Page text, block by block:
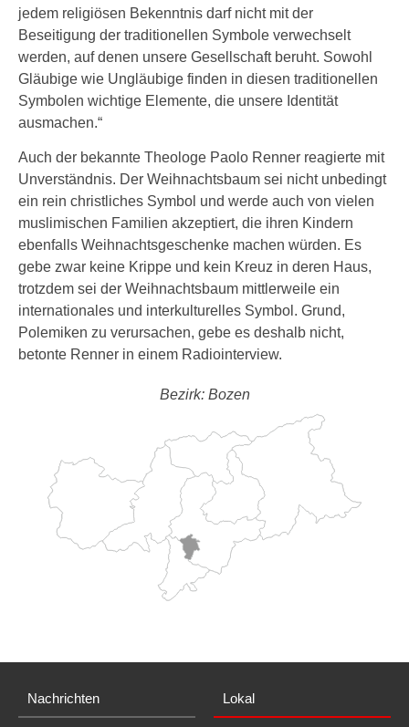
jedem religiösen Bekenntnis darf nicht mit der
Beseitigung der traditionellen Symbole verwechselt
werden, auf denen unsere Gesellschaft beruht. Sowohl
Gläubige wie Ungläubige finden in diesen traditionellen
Symbolen wichtige Elemente, die unsere Identität
ausmachen.“
Auch der bekannte Theologe Paolo Renner reagierte mit
Unverständnis. Der Weihnachtsbaum sei nicht unbedingt
ein rein christliches Symbol und werde auch von vielen
muslimischen Familien akzeptiert, die ihren Kindern
ebenfalls Weihnachtsgeschenke machen würden. Es
gebe zwar keine Krippe und kein Kreuz in deren Haus,
trotzdem sei der Weihnachtsbaum mittlerweile ein
internationales und interkulturelles Symbol. Grund,
Polemiken zu verursachen, gebe es deshalb nicht,
betonte Renner in einem Radiointerview.
Bezirk: Bozen
Nachrichten Lokal